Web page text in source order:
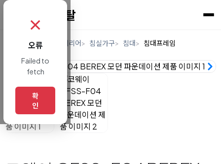
렌탈 가구/인테리어 침실가구 침대 침대프레임
✗
오류
Failed to
fetch
확
인